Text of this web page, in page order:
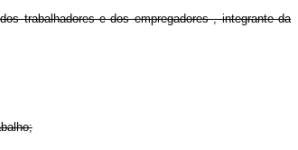
trabalhadores e dos empregadores, integrante da